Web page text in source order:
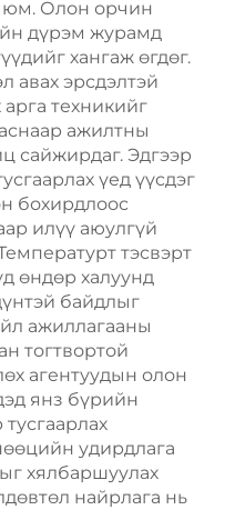
юм. Олон орчин
дүрэм журамд
хангаж өгдөг.
авах эрсдэлтэй
техникийг
ажилтны
сайжирдаг. Эдгээр
үед үүсдэг
бохирдлоос
илүү аюулгүй
тэсвэрт
өндөр халуунд
байдлыг
ажиллагааны
тогтвортой
агентуудын олон
янз бүрийн
удирдлага
хялбаршуулах
найрлага нь